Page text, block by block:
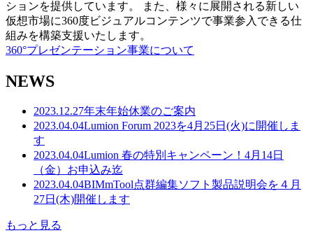
ションを提供しています。 また、様々に展開される新しい
仮想市場に360度ビジュアルコンテンツで事業参入できる仕
組みを構築支援いたします。
360°プレゼンテーション事業について
NEWS
2023.12.27年末年始休業のご案内
2023.04.04Lumion Forum 2023を4月25日(火)に開催しま
す
2023.04.04Lumion 春の特別キャンペーン！4月14日
（金）お申込み迄
2023.04.04BIMmTool点群編集ソフト製品説明会を４月
27日(木)開催します
もっと見る